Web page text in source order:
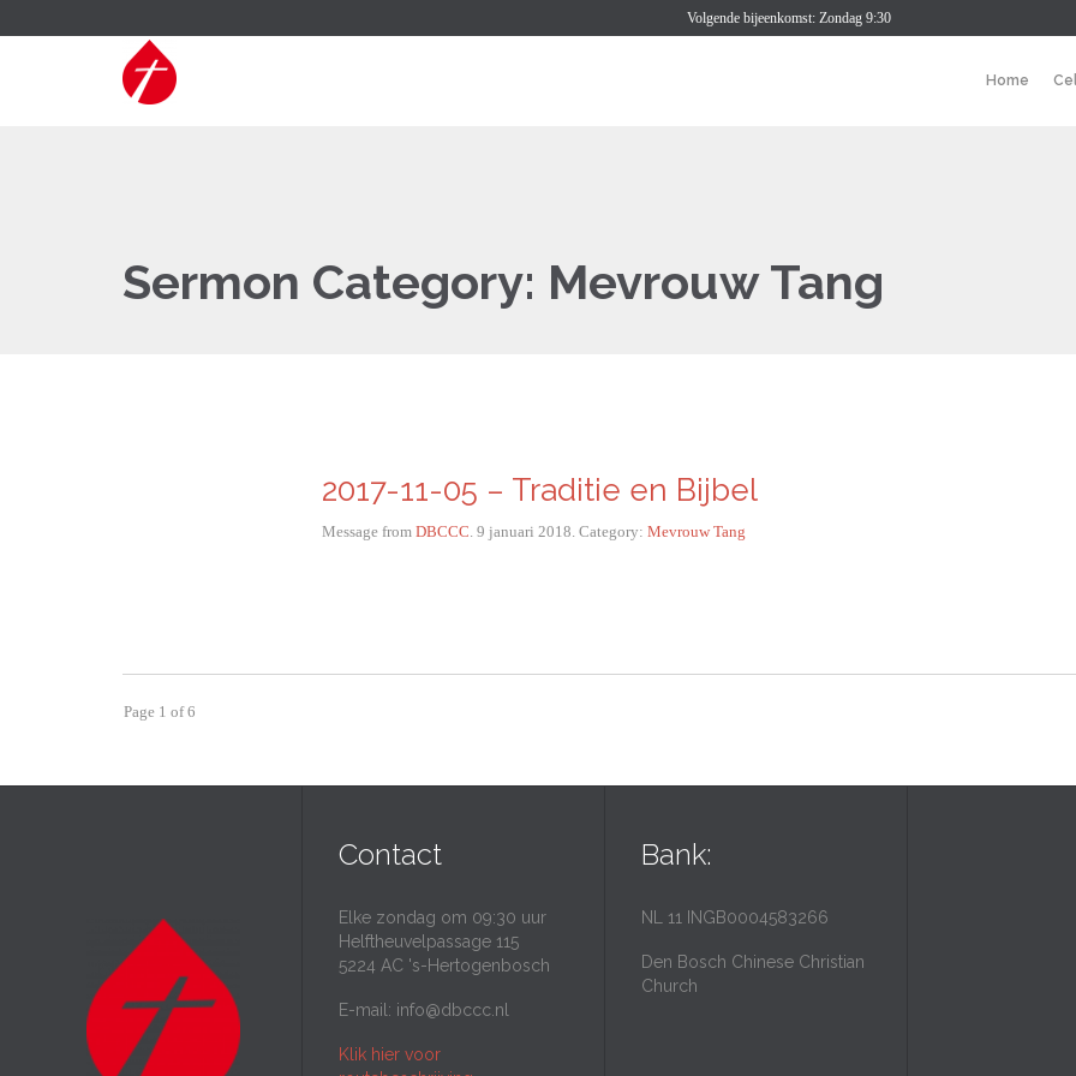
Volgende bijeenkomst: Zondag 9:30
Home
Sermon Category: Mevrouw Tang
2017-11-05 – Traditie en Bijbel
Message from DBCCC. 9 januari 2018. Category: Mevrouw Tang
Page 1 of 6
Contact
Elke zondag om 09:30 uur
Helftheuvelpassage 115
5224 AC 's-Hertogenbosch
E-mail: info@dbccc.nl
Klik hier voor
Bank:
NL 11 INGB0004583266
Den Bosch Chinese Christian
Church